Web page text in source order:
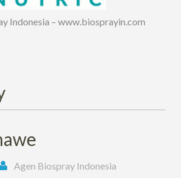
Indonesia – www.biosprayin.com
Agen Biospray Indonesia